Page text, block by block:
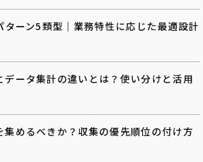
ーン5類型｜業務特性に応じた最適設計
データ集計の違いとは？使い分けと活用
集めるべきか？収集の優先順位の付け方